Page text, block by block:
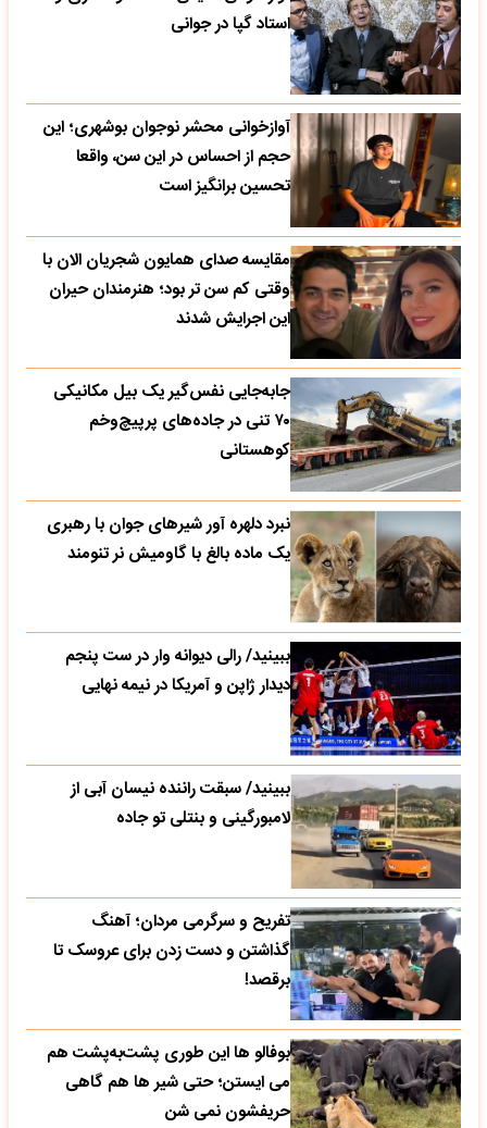
استاد گپا در جوانی
آوازخوانی محشر نوجوان بوشهری؛ این
حجم از احساس در این سن، واقعا
تحسین‌ برانگیز است
مقایسه صدای همایون شجریان الان با
وقتی کم سن تر بود؛ هنرمندان حیران
این اجرایش شدند
جابه‌جایی نفس‌گیر یک بیل مکانیکی
۷۰ تنی در جاده‌های پرپیچ‌وخم
کوهستانی
نبرد دلهره آور شیرهای جوان با رهبری
یک ماده بالغ با گاومیش نر تنومند
ببینید/ رالی دیوانه وار در ست پنجم
دیدار ژاپن و آمریکا در نیمه نهایی
ببینید/ سبقت راننده نیسان آبی از
لامبورگینی و بنتلی تو جاده
تفریح و سرگرمی مردان؛ آهنگ
گذاشتن و دست زدن برای عروسک تا
برقصد!
بوفالو ها این‌ طوری پشت‌به‌پشت هم
می‌ ایستن؛ حتی شیر ها هم گاهی
حریفشون نمی‌ شن